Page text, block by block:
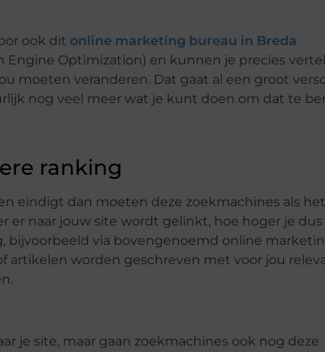
ook dit online marketing bureau in Breda
Engine Optimization) en kunnen je precies
moeten veranderen. Dat gaat al een groot
nog veel meer wat je kunt doen om dat te
ranking
eindigt dan moeten deze zoekmachines als
er naar jouw site wordt gelinkt, hoe hoger je
bijvoorbeeld via bovengenoemd online
artikelen worden geschreven met voor jou
je site, maar gaan zoekmachines ook nog deze